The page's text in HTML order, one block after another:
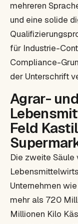
mehreren
und eine solide
für Industrie-
Compliance-
der Unterschrift
Agrar- und
Feld
Die zweite Säule
Unternehmen wie
mehr als 720
Millionen Kilo